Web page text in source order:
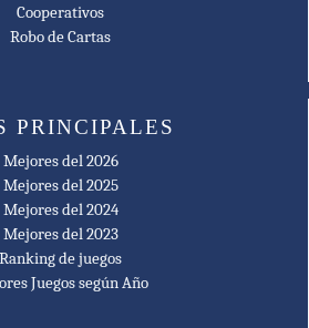
Board Game of the Year Nominee
Game Nominee
Award Nominee
Cooperativos
Robo de Cartas
PRINCIPALES
Mejores del 2026
Mejores del 2025
Mejores del 2024
Mejores del 2023
Ranking de juegos
Juegos según Año